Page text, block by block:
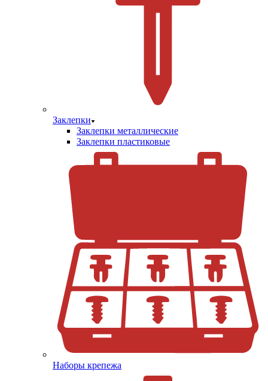
Заклепки
Заклепки металлические
Заклепки пластиковые
Наборы крепежа